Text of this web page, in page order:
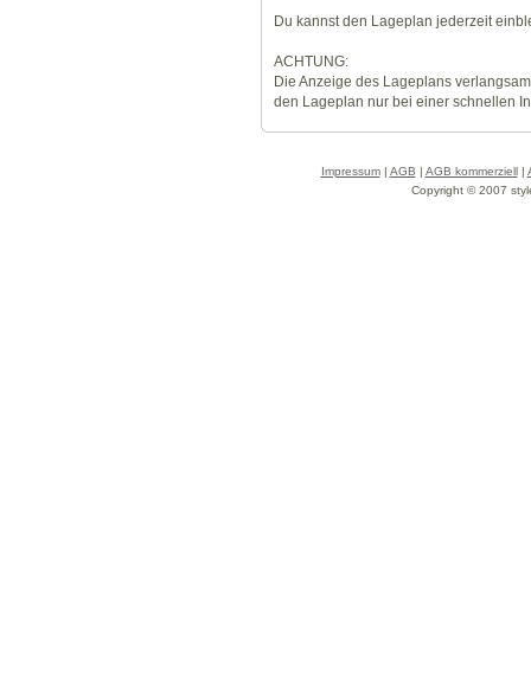
Du kannst den Lageplan jederzeit
ACHTUNG:
Die Anzeige des Lageplans
den Lageplan nur bei einer schnellen
Impressum| AGB | AGB kommerziell|
Copyright © 2007